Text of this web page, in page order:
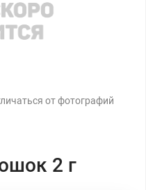
от фотографий
2 г